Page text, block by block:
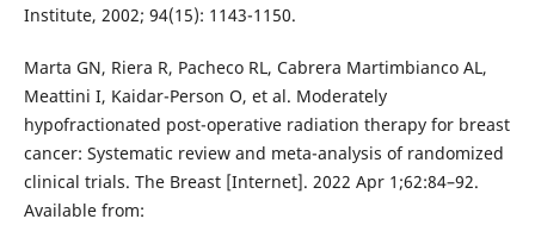
Institute, 2002; 94(15): 1143-1150.
Marta GN, Riera R, Pacheco RL, Cabrera Martimbianco AL,
Meattini I, Kaidar-Person O, et al. Moderately
hypofractionated post-operative radiation therapy for breast
cancer: Systematic review and meta-analysis of randomized
clinical trials. The Breast [Internet]. 2022 Apr 1;62:84–92.
Available from: